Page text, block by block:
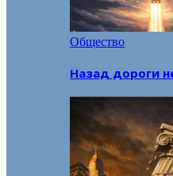
Общество
Назад дороги